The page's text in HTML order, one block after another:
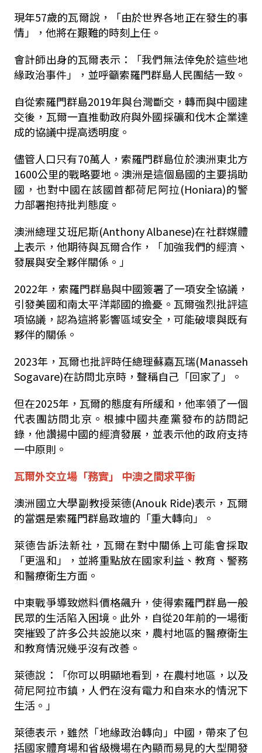
現年57歲的瓦爾說，「由於世界各地正在發生的事
情」，他將在艱難的時刻上任。
會計師出身的瓦爾表示：「我們無法倖免於這些地
緣政治事件」，並呼籲索羅門群島人民團結一致。
自從索羅門群島2019年與台灣斷交，轉而與中國建
交後，瓦爾一直推動政府與外國採礦和伐木企業達
成的協議中提高透明度。
儘管人口只有70萬人，索羅門群島位於澳洲東北方
1600公里的戰略要地。澳洲是這個島國的主要捐助
國，也對中國在該國首都荷尼阿拉(Honiara)的警
力部署抱持批判態度。
澳洲總理艾班尼斯(Anthony Albanese)在社群媒體
上表示，他期待與瓦爾合作，「加強我們的經濟、
發展與安全夥伴關係。」
2022年，索羅門群島與中國簽署了一項安全協議，
引發美國和南太平洋鄰國的擔憂。瓦爾強烈批評這
項協議，認為這將影響區域安全，可能破壞與既有
夥伴的關係。
2023年，瓦爾也批評時任總理蘇嘉瓦瑞(Manasseh
Sogavare)在訪問北京時，聲稱自己「回家了」。
但在2025年，瓦爾的態度有所緩和，他率領了一個
代表團訪問北京。根據中國共產黨發布的訪問記
錄，他讚揚中國的經濟發展，並表示他的政府支持
一中原則。
瓦爾外交立場「務實」 中澳之間求平衡
澳洲國立大學副教授萊德(Anouk Ride)表示，瓦爾
的當選是索羅門群島政壇的「重大轉向」。
萊德告訴法新社，瓦爾在對中關係上可能會採取
「更溫和」，並將重點放在國家利益、教育、警務
和醫療衛生方面。
中東戰爭導致燃料價格飆升，使得索羅門群島一般
民眾的生活陷入困境。此外，自從20年前的一場衝
突摧毀了許多公共設施以來，農村地區的醫療衛生
和教育情況幾乎沒有改善。
萊德說：「你可以明顯地看到，在農村地區，以及
荷尼阿拉市鎮，人們在沒有電力和自來水的情況下
生活。」
萊德表示，雖然「地緣政治轉向」中國，帶來了包
括國家體育場和省級機場在內顯而易見的大型開發